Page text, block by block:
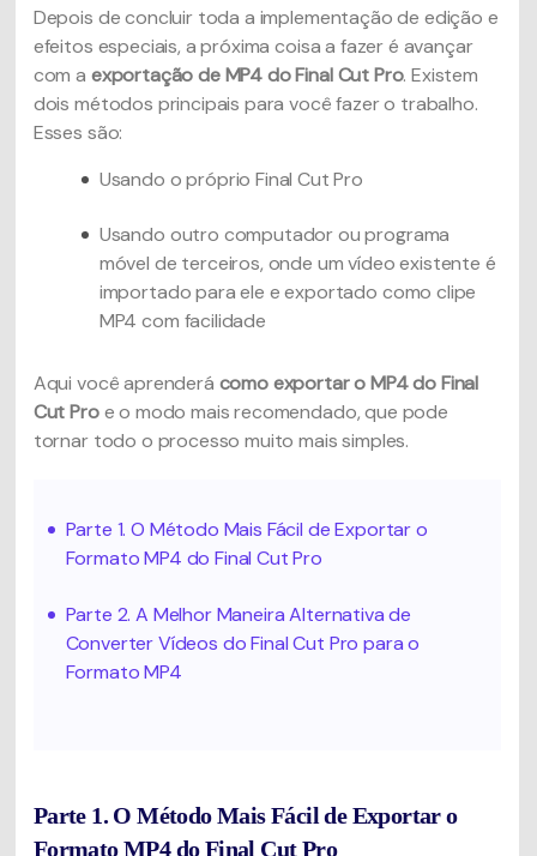
Depois de concluir toda a implementação de edição e
efeitos especiais, a próxima coisa a fazer é avançar
com a exportação de MP4 do Final Cut Pro. Existem
dois métodos principais para você fazer o trabalho.
Esses são:
Usando o próprio Final Cut Pro
Usando outro computador ou programa
móvel de terceiros, onde um vídeo existente é
importado para ele e exportado como clipe
MP4 com facilidade
Aqui você aprenderá como exportar o MP4 do Final
Cut Proe o modo mais recomendado, que pode
tornar todo o processo muito mais simples.
Parte 1. O Método Mais Fácil de Exportar o
Formato MP4 do Final Cut Pro
Parte 2. A Melhor Maneira Alternativa de
Converter Vídeos do Final Cut Pro para o
Formato MP4
Parte 1. O Método Mais Fácil de Exportar o
Formato MP4 do Final Cut Pro